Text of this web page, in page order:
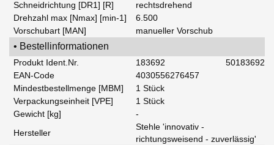
Schneidrichtung [DR1] [R]
rechtsdrehend
Drehzahl max [Nmax] [min-1]
6.500
Vorschubart [MAN]
manueller Vorschub
• Bestellinformationen
Produkt Ident.Nr. 183692
50183692
EAN-Code
4030556276457
Mindestbestellmenge [MBM]
1 Stück
Verpackungseinheit [VPE]
1 Stück
Gewicht [kg]
-
Hersteller
Stehle 'innovativ -
richtungsweisend - zuverlässig'